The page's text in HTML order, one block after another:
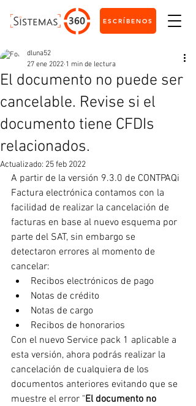
ESCRÍBENOS
El documento no puede ser
cancelable. Revise si el
documento tiene CFDIs
relacionados.
dluna52
27 ene 2022 1 min de lectura
Actualizado: 25 feb 2022
A partir de la versión 9.3.0 de CONTPAQi
Factura electrónica contamos con la
facilidad de realizar la cancelación de
facturas en base al nuevo esquema por
parte del SAT, sin embargo se
detectaron errores al momento de
cancelar:
Recibos electrónicos de pago
Notas de crédito
Notas de cargo
Recibos de honorarios
Con el nuevo Service pack 1 aplicable a
esta versión, ahora podrás realizar la
cancelación de cualquiera de los
documentos anteriores evitando que se
muestre el error "El documento no